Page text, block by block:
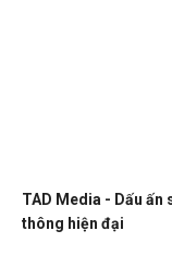
TAD Media - Dấu
thông hiện đại